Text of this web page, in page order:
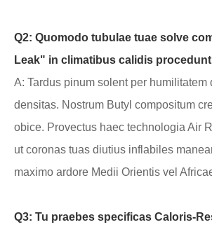
Q2: Quomodo tubulae tuae solve
Leak" in climatibus calidis
A: Tardus pinum solent per humilitatem
densitas. Nostrum Butyl compositum
obice. Provectus haec technologia Air
ut coronas tuas diutius inflabiles
maximo ardore Medii Orientis vel
Q3: Tu praebes specificas Caloris-